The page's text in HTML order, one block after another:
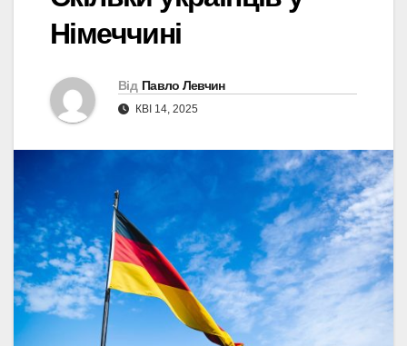
Німеччині
Від Павло Левчин
КВІ 14, 2025